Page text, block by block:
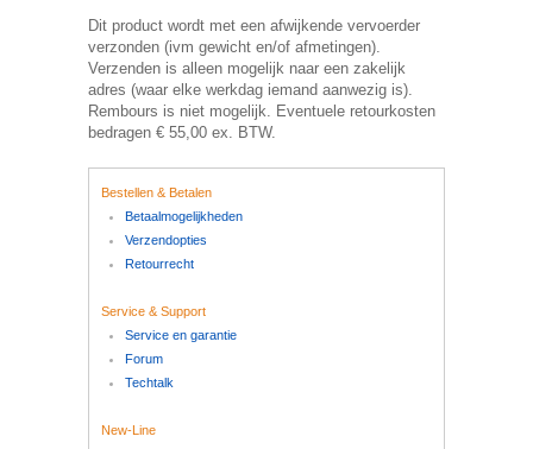
Dit product wordt met een afwijkende vervoerder
verzonden (ivm gewicht en/of afmetingen).
Verzenden is alleen mogelijk naar een zakelijk
adres (waar elke werkdag iemand aanwezig is).
Rembours is niet mogelijk. Eventuele retourkosten
bedragen € 55,00 ex. BTW.
Bestellen & Betalen
Betaalmogelijkheden
Verzendopties
Retourrecht
Service & Support
Service en garantie
Forum
Techtalk
New-Line